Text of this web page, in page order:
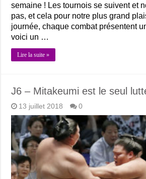
semaine ! Les tournois se suivent et
pas, et cela pour notre plus grand
journée, chaque combat présentent
voici un …
Lire la suite »
J6 – Mitakeumi est le seul
13 juillet 2018 0